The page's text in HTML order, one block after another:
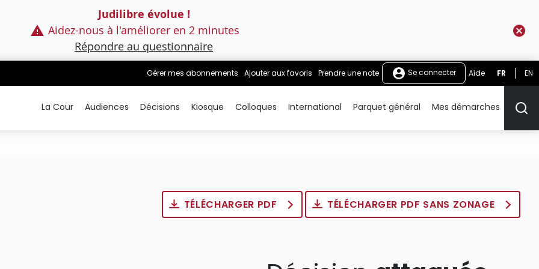
Judilibre évolue !
Aidez-nous à l'améliorer en 2 minutes
Répondre au questionnaire
Gérer mes abonnements Ajouter aux favoris Prendre une note Se connecter Aide FR EN
La Cour Audiences Décisions Kiosque Colloques International Parquet général Mes démarches
TÉLÉCHARGER PDF TÉLÉCHARGER PDF SANS ZONAGE